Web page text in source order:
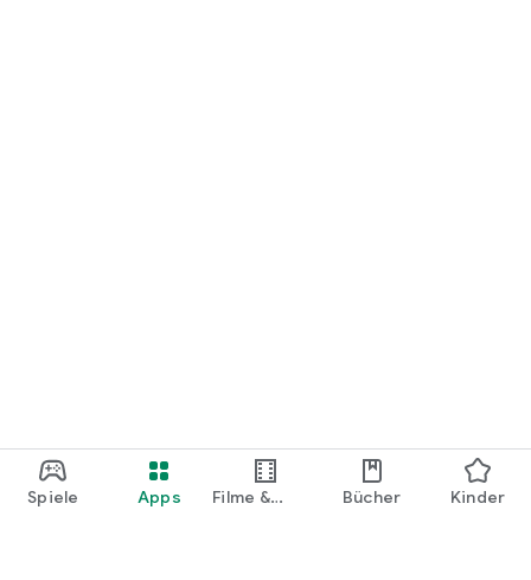
Spiele Apps
Filme &
Bücher Kinder